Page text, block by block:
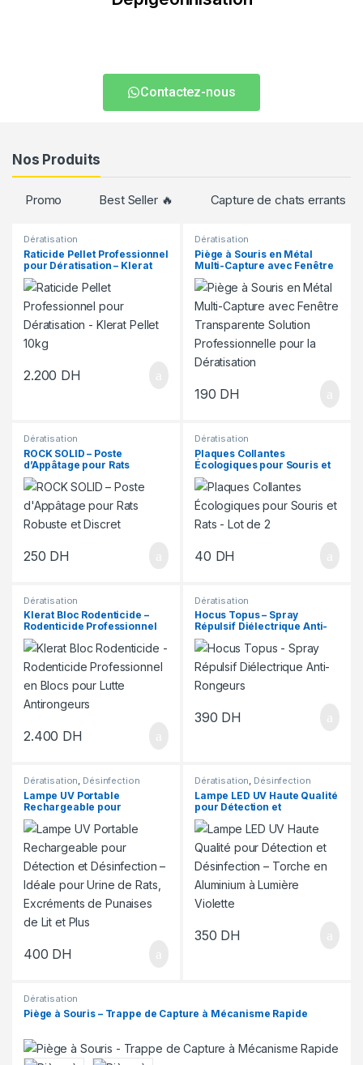
grâce à nos solutions efficaces et humaines. Nous
Contactez-nous
Nos Produits
Promo Best Seller 🔥 Capture de chats errants
Dératisation
Raticide Pellet Professionnel
pour Dératisation – Klerat
Pellet 10kg
2.200 DH
Dératisation
Piège à Souris en Métal
Multi-Capture avec Fenêtre
Transparente Solution
Professionnelle pour la
Dératisation
190 DH
Dératisation
ROCK SOLID – Poste
d’Appâtage pour Rats
Robuste et Discret
250 DH
Dératisation
Plaques Collantes
Écologiques pour Souris et
Rats – Lot de 2
40 DH
Dératisation
Klerat Bloc Rodenticide –
Rodenticide Professionnel
en Blocs pour Lutte
Antirongeurs
2.400 DH
Dératisation
Hocus Topus – Spray
Répulsif Diélectrique Anti-
Rongeurs
390 DH
Dératisation, Désinfection
Lampe UV Portable
Rechargeable pour
Détection et Désinfection –
Idéale pour Urine de Rats,
Excréments de Punaises de
Lit et Plus
400 DH
Dératisation, Désinfection
Lampe LED UV Haute Qualité
pour Détection et
Désinfection – Torche en
Aluminium à Lumière
Violette
350 DH
Dératisation
Piège à Souris – Trappe de Capture à Mécanisme Rapide